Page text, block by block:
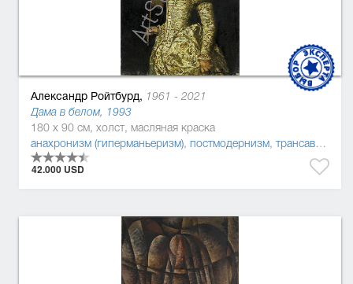
Александр Ройтбурд, 1961 - 2021
Дама в белом, 1993
180 x 90 см, холст, масляная краска
анахронизм (гиперманьеризм), постмодернизм, трансавангард
42.000 USD